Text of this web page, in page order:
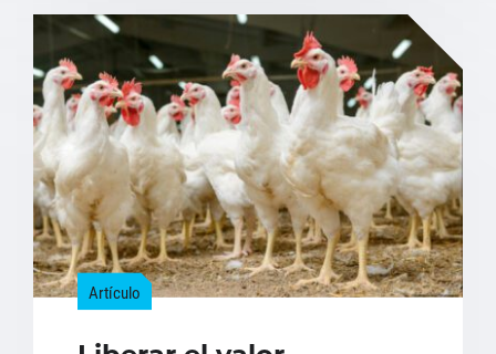
Artículo